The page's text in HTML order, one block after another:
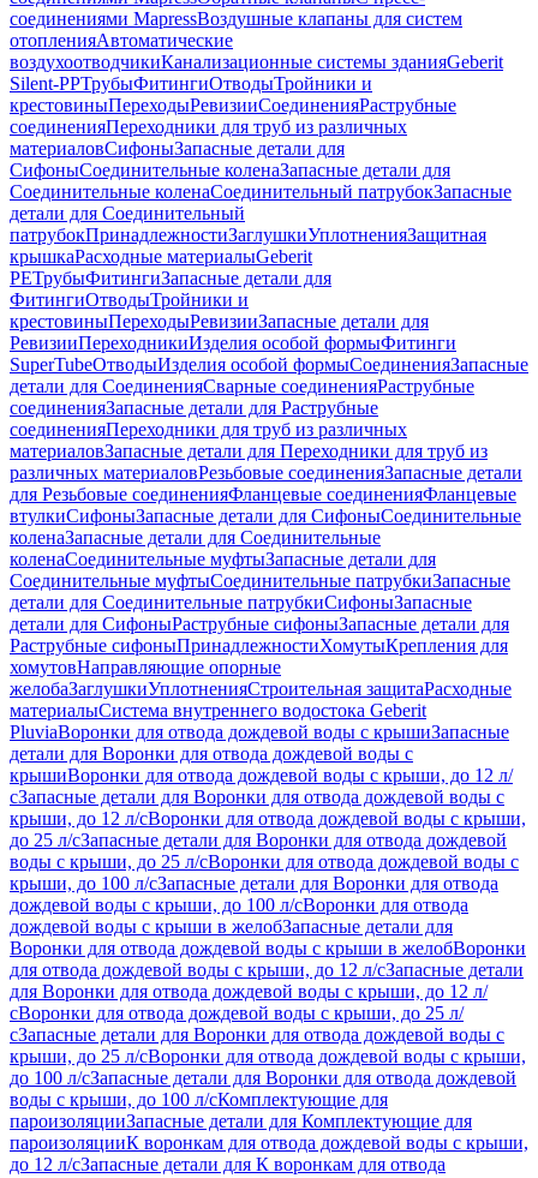
соединениями MapressВоздушные клапаны для систем
отопленияАвтоматические
воздухоотводчикиКанализационные системы зданияGeberit
Silent-PPТрубыФитингиОтводыТройники и
крестовиныПереходыРевизииСоединенияРаструбные
соединенияПереходники для труб из различных
материаловСифоныЗапасные детали для
СифоныСоединительные коленаЗапасные детали для
Соединительные коленаСоединительный патрубокЗапасные
детали для Соединительный
патрубокПринадлежностиЗаглушкиУплотненияЗащитная
крышкаРасходные материалыGeberit
PEТрубыФитингиЗапасные детали для
ФитингиОтводыТройники и
крестовиныПереходыРевизииЗапасные детали для
РевизииПереходникиИзделия особой формыФитинги
SuperTubeОтводыИзделия особой формыСоединенияЗапасные
детали для СоединенияСварные соединенияРаструбные
соединенияЗапасные детали для Раструбные
соединенияПереходники для труб из различных
материаловЗапасные детали для Переходники для труб из
различных материаловРезьбовые соединенияЗапасные детали
для Резьбовые соединенияФланцевые соединенияФланцевые
втулкиСифоныЗапасные детали для СифоныСоединительные
коленаЗапасные детали для Соединительные
коленаСоединительные муфтыЗапасные детали для
Соединительные муфтыСоединительные патрубкиЗапасные
детали для Соединительные патрубкиСифоныЗапасные
детали для СифоныРаструбные сифоныЗапасные детали для
Раструбные сифоныПринадлежностиХомутыКрепления для
хомутовНаправляющие опорные
желобаЗаглушкиУплотненияСтроительная защитаРасходные
материалыСистема внутреннего водостока Geberit
PluviaВоронки для отвода дождевой воды с крышиЗапасные
детали для Воронки для отвода дождевой воды с
крышиВоронки для отвода дождевой воды с крыши, до 12 л/
сЗапасные детали для Воронки для отвода дождевой воды с
крыши, до 12 л/сВоронки для отвода дождевой воды с крыши,
до 25 л/сЗапасные детали для Воронки для отвода дождевой
воды с крыши, до 25 л/сВоронки для отвода дождевой воды с
крыши, до 100 л/сЗапасные детали для Воронки для отвода
дождевой воды с крыши, до 100 л/сВоронки для отвода
дождевой воды с крыши в желобЗапасные детали для
Воронки для отвода дождевой воды с крыши в желобВоронки
для отвода дождевой воды с крыши, до 12 л/сЗапасные детали
для Воронки для отвода дождевой воды с крыши, до 12 л/
сВоронки для отвода дождевой воды с крыши, до 25 л/
сЗапасные детали для Воронки для отвода дождевой воды с
крыши, до 25 л/сВоронки для отвода дождевой воды с крыши,
до 100 л/сЗапасные детали для Воронки для отвода дождевой
воды с крыши, до 100 л/сКомплектующие для
пароизоляцииЗапасные детали для Комплектующие для
пароизоляцииК воронкам для отвода дождевой воды с крыши,
до 12 л/сЗапасные детали для К воронкам для отвода